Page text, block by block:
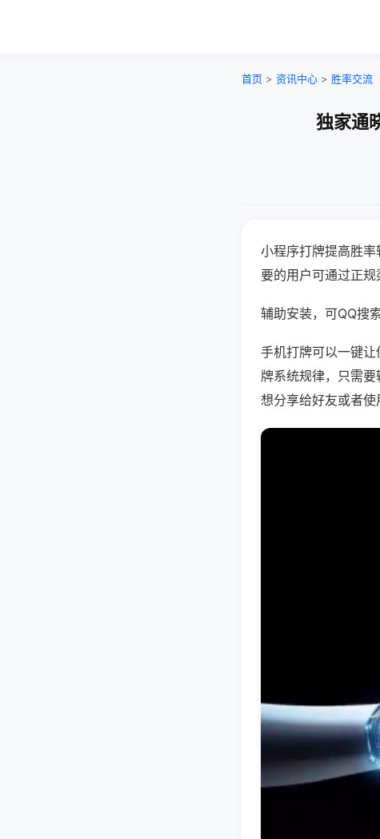
首页 > 资讯中心 > 胜率交流
独家通
小程序打牌提高胜
要的用户可通过正规
辅助安装，可QQ搜
手机打牌可以一键
牌系统规律，只需
想分享给好友或者使